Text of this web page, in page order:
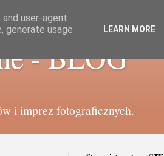
- BLOG
i imprez fotograficznych.
user-agent
generate usage
LEARN MORE